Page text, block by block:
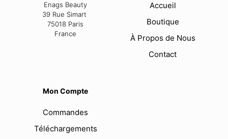
Enags Beauty
39 Rue Simart
75018 Paris
France
Accueil
Boutique
À Propos de Nous
Contact
Mon Compte
Commandes
Téléchargements